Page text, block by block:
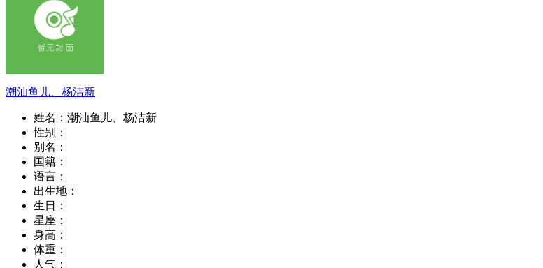
潮汕鱼儿、杨洁新
姓名： 潮汕鱼儿、杨洁新
性别：
别名：
国籍：
语言：
出生地：
生日：
星座：
身高：
体重：
人气：